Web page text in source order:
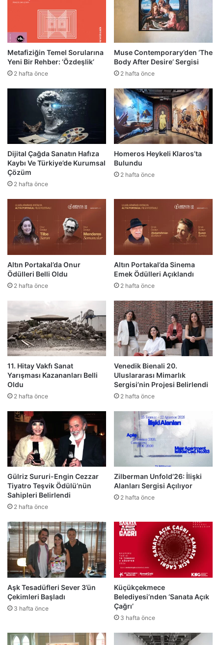
Metafiziğin Temel Sorularına
Yeni Bir Rehber: ‘Özdeşlik’
2 hafta önce
Muse Contemporary’den ‘The
Body After Desire’ Sergisi
2 hafta önce
Dijital Çağda Sanatın Hafıza
Kaybı Ve Türkiye’de Kurumsal
Çözüm
2 hafta önce
Homeros Heykeli Klaros’ta
Bulundu
2 hafta önce
Altın Portakal’da Onur
Ödülleri Belli Oldu
2 hafta önce
Altın Portakal’da Sinema
Emek Ödülleri Açıklandı
2 hafta önce
11. Hitay Vakfı Sanat
Yarışması Kazananları Belli
Oldu
2 hafta önce
Venedik Bienali 20.
Uluslararası Mimarlık
Sergisi’nin Projesi Belirlendi
2 hafta önce
Gülriz Sururi-Engin Cezzar
Tiyatro Teşvik Ödülü’nün
Sahipleri Belirlendi
2 hafta önce
Zilberman Unfold’26: İlişki
Alanları Sergisi Açılıyor
2 hafta önce
Aşk Tesadüfleri Sever 3’ün
Çekimleri Başladı
3 hafta önce
Küçükçekmece
Belediyesi’nden ‘Sanata Açık
Çağrı’
3 hafta önce